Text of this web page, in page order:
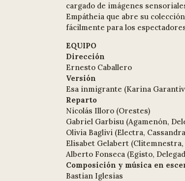
cargado de imágenes
Empátheia que abre su
fácilmente para los
EQUIPO
Dirección
Ernesto Caballero
Versión
Esa inmigrante (Karina
Reparto
Nicolás Illoro (Orestes)
Gabriel Garbisu (Agamenón,
Olivia Baglivi (Electra,
Elisabet Gelabert
Alberto Fonseca (Egisto,
Composición y música en
Bastian Iglesias